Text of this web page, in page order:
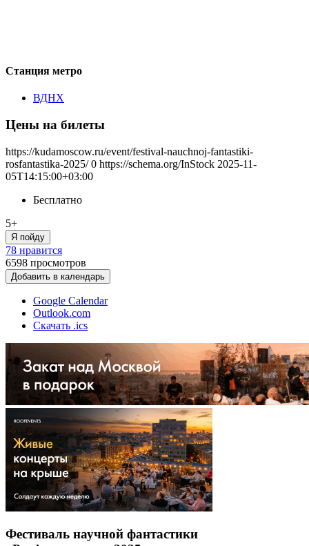
Станция метро
ВДНХ
Цены на билеты
https://kudamoscow.ru/event/festival-nauchnoj-fantastiki-
rosfantastika-2025/ 0 https://schema.org/InStock 2025-11-
05T14:15:00+03:00
Бесплатно
5+
Я пойду
78 нравится
6598 просмотров
Добавить в календарь
Google Calendar
Outlook.com
Скачать .ics
Фестиваль научной фантастики